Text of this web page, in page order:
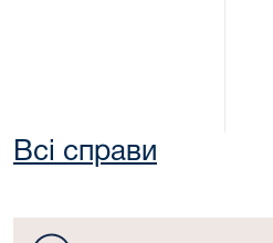
Всі справи